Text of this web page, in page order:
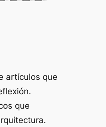
artículos que
que